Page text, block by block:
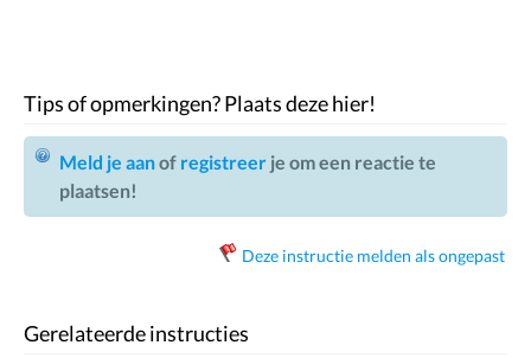
Tips of opmerkingen? Plaats deze hier!
Meld je aanof registreer je om een reactie te
plaatsen!
Deze instructie melden als ongepast
Gerelateerde instructies